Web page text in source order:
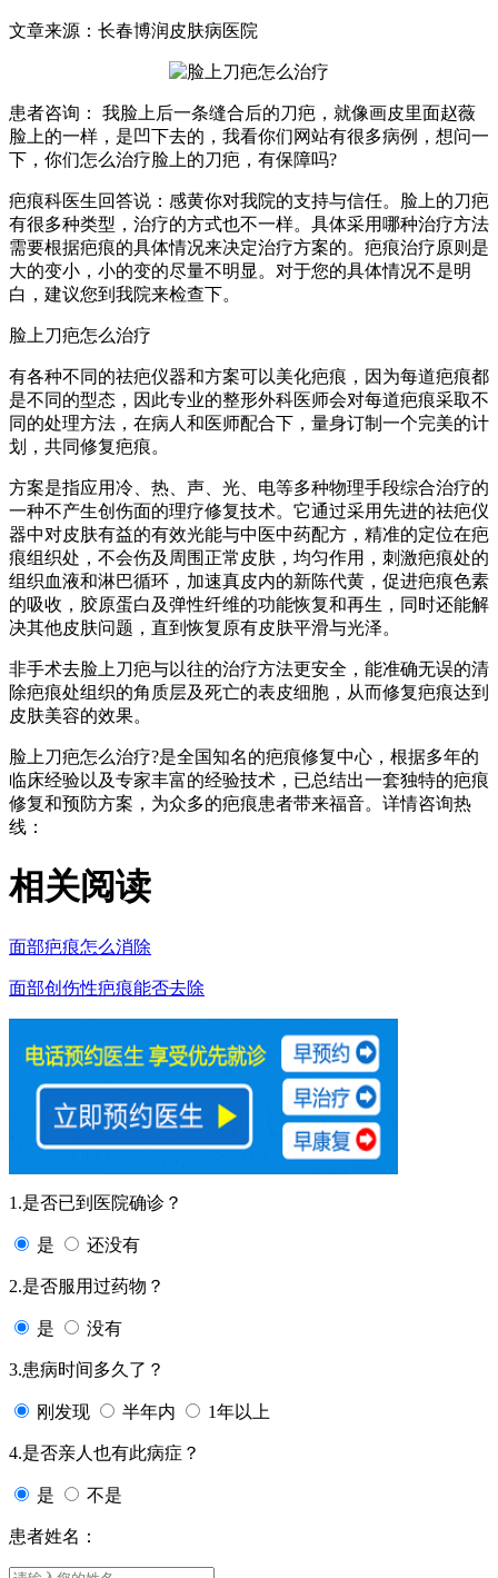
文章来源：长春博润皮肤病医院
患者咨询： 我脸上后一条缝合后的刀疤，就像画皮里面赵薇
脸上的一样，是凹下去的，我看你们网站有很多病例，想问一
下，你们怎么治疗脸上的刀疤，有保障吗?
疤痕科医生回答说：感黄你对我院的支持与信任。脸上的刀疤
有很多种类型，治疗的方式也不一样。具体采用哪种治疗方法
需要根据疤痕的具体情况来决定治疗方案的。疤痕治疗原则是
大的变小，小的变的尽量不明显。对于您的具体情况不是明
白，建议您到我院来检查下。
脸上刀疤怎么治疗
有各种不同的祛疤仪器和方案可以美化疤痕，因为每道疤痕都
是不同的型态，因此专业的整形外科医师会对每道疤痕采取不
同的处理方法，在病人和医师配合下，量身订制一个完美的计
划，共同修复疤痕。
方案是指应用冷、热、声、光、电等多种物理手段综合治疗的
一种不产生创伤面的理疗修复技术。它通过采用先进的祛疤仪
器中对皮肤有益的有效光能与中医中药配方，精准的定位在疤
痕组织处，不会伤及周围正常皮肤，均匀作用，刺激疤痕处的
组织血液和淋巴循环，加速真皮内的新陈代黄，促进疤痕色素
的吸收，胶原蛋白及弹性纤维的功能恢复和再生，同时还能解
决其他皮肤问题，直到恢复原有皮肤平滑与光泽。
非手术去脸上刀疤与以往的治疗方法更安全，能准确无误的清
除疤痕处组织的角质层及死亡的表皮细胞，从而修复疤痕达到
皮肤美容的效果。
脸上刀疤怎么治疗?是全国知名的疤痕修复中心，根据多年的
临床经验以及专家丰富的经验技术，已总结出一套独特的疤痕
修复和预防方案，为众多的疤痕患者带来福音。详情咨询热
线：
相关阅读
面部疤痕怎么消除
面部创伤性疤痕能否去除
1.是否已到医院确诊？
是 还没有
2.是否服用过药物？
是 没有
3.患病时间多久了？
刚发现 半年内 1年以上
4.是否亲人也有此病症？
是 不是
患者姓名：